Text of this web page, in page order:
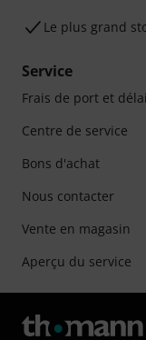
Le plus grand
Service
Frais de port et
Centre de service
Bons d'achat
Nous contacter
Vente en magasin
Aperçu du service